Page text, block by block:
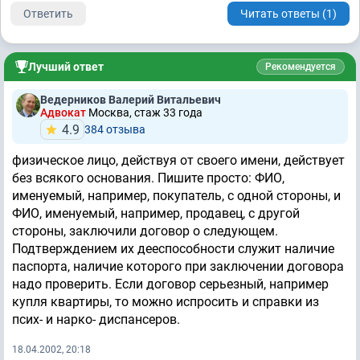
Ответить Читать ответы (1)
Лучший ответ Рекомендуется
Ведерников Валерий Витальевич
Адвокат Москва, стаж 33 годa
4.9 384 отзывa
физическое лицо, действуя от своего имени, действует
без всякого основания. Пишите просто: ФИО,
именуемый, например, покупатель, с одной стороны, и
ФИО, именуемый, например, продавец, с другой
стороны, заключили договор о следующем.
Подтверждением их дееспособности служит наличие
паспорта, наличие которого при заключении договора
надо проверить. Если договор серьезный, например
купля квартиры, то можно испросить и справки из
псих- и нарко- диспансеров.
18.04.2002, 20:18